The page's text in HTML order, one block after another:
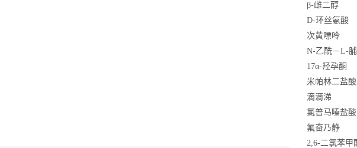
β-雌二醇
D-环丝氨酸
次黄嘌呤
N-乙酰－L-
17α-羟孕酮
米帕林二盐
滴滴涕
氯普马嗪盐酸
氟奋乃静
2,6-二氯苯甲